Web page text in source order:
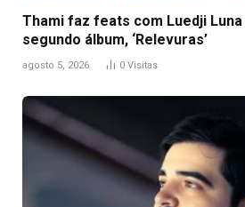
Thami faz feats com Luedji Luna
segundo álbum, ‘Relevuras’
agosto 5, 2026 0 Visitas